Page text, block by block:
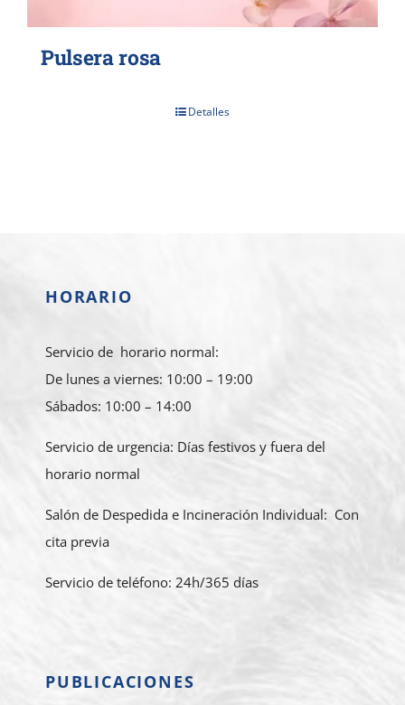
Pulsera rosa
Detalles
HORARIO
Servicio de horario normal:
De lunes a viernes: 10:00 – 19:00
Sábados: 10:00 – 14:00
Servicio de urgencia: Días festivos y fuera del
horario normal
Salón de Despedida e Incineración Individual: Con
cita previa
Servicio de teléfono: 24h/365 días
PUBLICACIONES